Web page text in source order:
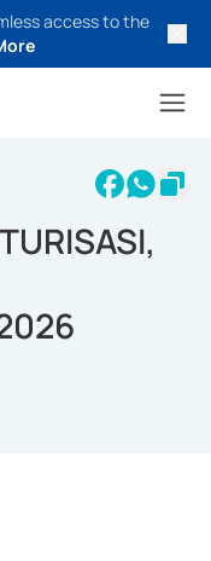
access to the